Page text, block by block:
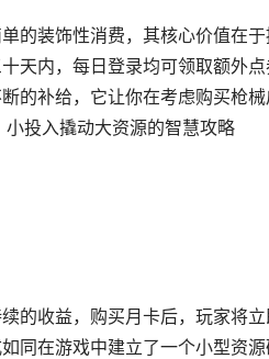
的装饰性消费，其核心价值在
天内，每日登录均可领取额外
的补给，它让你在考虑购买枪
投入撬动大资源的智慧攻略
的收益，购买月卡后，玩家将
同在游戏中建立了一个小型资